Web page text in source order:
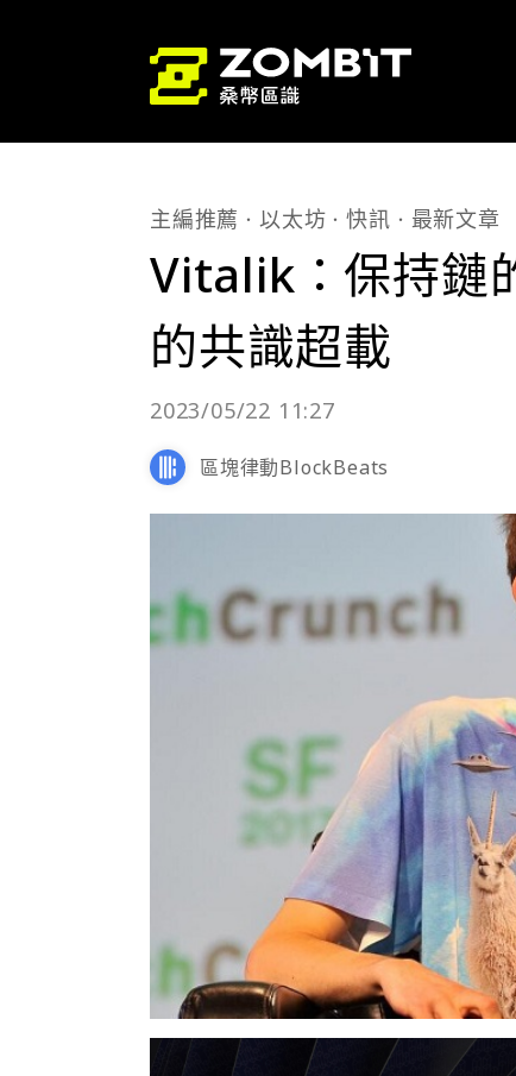
主編推薦 以太坊 快訊 最新文章
Vitalik：保持鏈
的共識超載
2023/05/22 11:27
區塊律動BlockBeats